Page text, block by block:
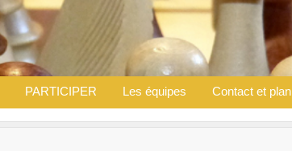
PARTICIPER Les équipes Contact et plan